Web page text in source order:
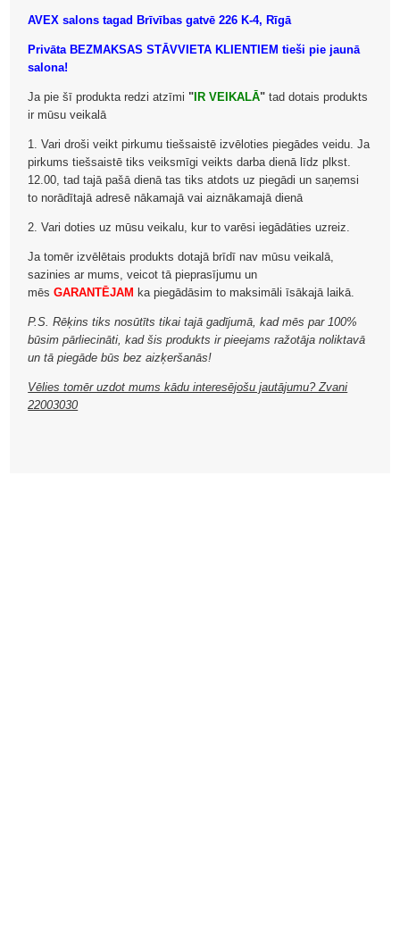
AVEX salons tagad Brīvības gatvē 226 K-4, Rīgā
Privāta BEZMAKSAS STĀVVIETA KLIENTIEM tieši pie jaunā
salona!
Ja pie šī produkta redzi atzīmi " IR VEIKALĀ" tad dotais produkts
ir mūsu veikalā
1. Vari droši veikt pirkumu tiešsaistē izvēloties piegādes veidu. Ja
pirkums tiešsaistē tiks veiksmīgi veikts darba dienā līdz plkst.
12.00, tad tajā pašā dienā tas tiks atdots uz piegādi un saņemsi
to norādītajā adresē nākamajā vai aiznākamajā dienā
2. Vari doties uz mūsu veikalu, kur to varēsi iegādāties uzreiz.
Ja tomēr izvēlētais produkts dotajā brīdī nav mūsu veikalā,
sazinies ar mums, veicot tā pieprasījumu un
mēsGARANTĒJAM ka piegādāsim to maksimāli īsākajā laikā.
P.S. Rēķins tiks nosūtīts tikai tajā gadījumā, kad mēs par 100%
būsim pārliecināti, kad šis produkts ir pieejams ražotāja noliktavā
un tā piegāde būs bez aizķeršanās!
Vēlies tomēr uzdot mums kādu interesējošu jautājumu? Zvani
22003030